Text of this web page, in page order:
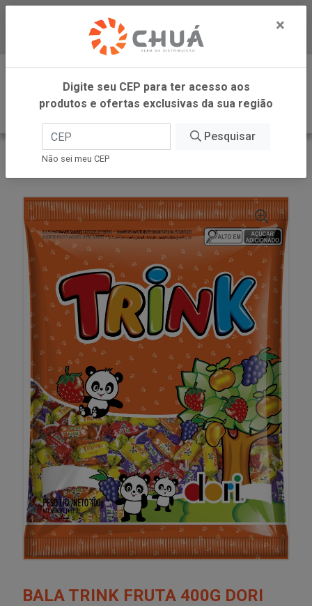
Baixe já nosso APP
0
INÍCIO
DORI - ATACADO
BALA TRINK FRUTA 400G DORI
×
Digite seu CEP para ter acesso aos
produtos e ofertas exclusivas da sua região
Pesquisar
Não sei meu CEP